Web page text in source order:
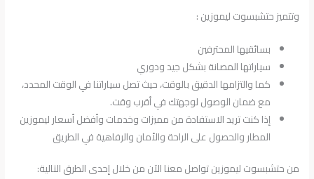
وتتميز حتشبسوت ليموزين :
بسائقيها المحترفين
سياراتها المصانة بشكل جيد ودوري
كما والتزامها الدقيق بالوقت، حيث تصل سياراتنا في الوقت المحدد،
مع ضمان الوصول لوجهتك في أقرب وقت.
إذا كنت تريد الاستفادة من مميزات وخدمات وأفضل أسعار ليموزين
المطار والحصول على الراحة والأمان والرفاهية في الطريق
من حتشبسوت ليموزين تواصل معنا الآن من خلال إحدى الطرق التالية: